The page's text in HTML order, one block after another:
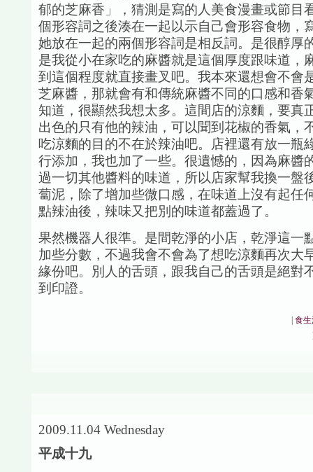
郁的芝麻香」，猜測是寫的人美食漫畫或節目
個形容詞之後湊在一起以示自己會形容食物，
她放在一起的兩個形容詞是相反詞。是很醇厚
是我從小在家吃的麻醬就是這個厚度跟味道，
到這個程度就直接畫叉吧。我本來還想會不會
芝麻醬，那就會有和傳統麻醬不同的口感和香
知道，很顯然我想太多。這間店的涼麵，要真
出色的只有他的辣油，可以聞到花椒的香氣，
吃涼麵的目的不在於辣油吧。店裡還有放一瓶
行添加，我也加了一些。很遺憾的，因為麻醬
過一切其他醬料的味道，所以店家幫我換一盤
蔔泥，除了增加些微口感，在味道上沒有起任
點辣油後，辣味又把別的味道都蓋過了。
果然機器人很準。是間乾淨的小店，乾淨這一
加些分數，不過我會不會為了想吃涼麵再次大
緣份吧。別人的舌頭，跟我自己的舌頭是絕對
到印證。
|食
2009.11.04 Wednesday
平成十九